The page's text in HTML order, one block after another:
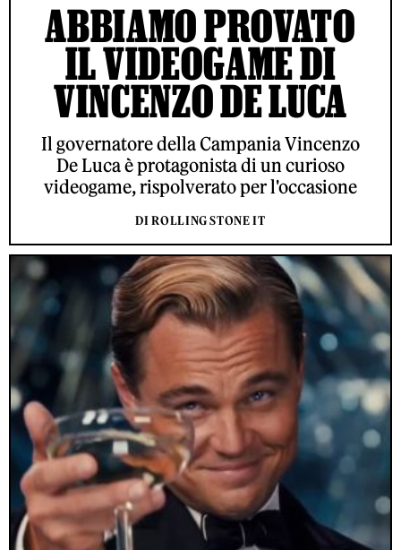
ABBIAMO PROVATO
IL VIDEOGAME DI
VINCENZO DE LUCA
Il governatore della Campania Vincenzo
De Luca è protagonista di un curioso
videogame, rispolverato per l'occasione
DI ROLLING STONE IT